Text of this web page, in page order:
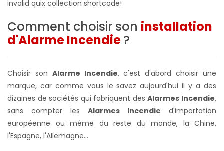
invalid quix collection shortcode!
Comment choisir son installation
d'Alarme Incendie?
Choisir son Alarme Incendie, c'est d'abord choisir une
marque, car comme vous le savez aujourd'hui il y a des
dizaines de sociétés qui fabriquent desAlarmes Incendie,
sans compter les Alarmes Incendie d'importation
européenne ou même du reste du monde, la Chine,
l'Espagne, l'Allemagne...